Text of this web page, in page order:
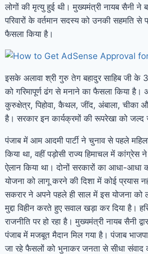
लोगों की मृत्यु हुई थी। मुख्यमंत्री नायब सैनी
परिवारों के वर्तमान सदस्य को उनकी सहमति
फैसला किया है।
इसके अलावा श्री गुरु तेग बहादुर साहिब जी के
को गरिमापूर्ण ढंग से मनाने का फैसला किया है।
कुरुक्षेत्र, पिहोवा, कैथल, जींद, अंबाला, चीका
है। सरकार इन कार्यक्रमों की रूपरेखा को जल्द
पंजाब में आम आदमी पार्टी ने चुनाव से पहले
किया था, वहीं पड़ोसी राज्य हिमाचल में
ऐलान किया था। दोनों सरकारों का आधा-
योजना को लागू करने की दिशा में कोई प्रयास
सकरार ने अपने पहले ही साल में इस योजना को
मुद्दा विहीन करते हुए सवाल खड़ा कर दिया है।
राजनीति पर हो रहा है। मुख्यमंत्री नायब सैनी
पंजाब में मजबूत मैदान मिल गया है। पंजाब भाजपा
जा रहे फैसलों को भुनाकर जनता से सीधा संवाद